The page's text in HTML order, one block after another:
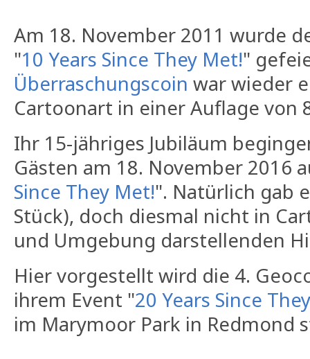
Am 18. November 2011 wurde
"10 Years Since They Met!"
Überraschungscoin war wieder
Cartoonart in einer Auflage von
Ihr 15-jähriges Jubiläum
Gästen am 18. November 2016
Since They Met!". Natürlich gab
Stück), doch diesmal nicht in
und Umgebung darstellenden
Hier vorgestellt wird die 4.
ihrem Event "20 Years Since
im Marymoor Park in Redmond